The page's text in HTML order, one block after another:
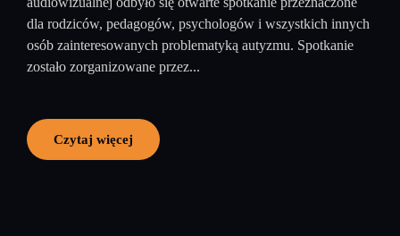
dla rodziców, pedagogów, psychologów i wszystkich innych
osób zainteresowanych problematyką autyzmu. Spotkanie
zostało zorganizowane przez...
Czytaj więcej